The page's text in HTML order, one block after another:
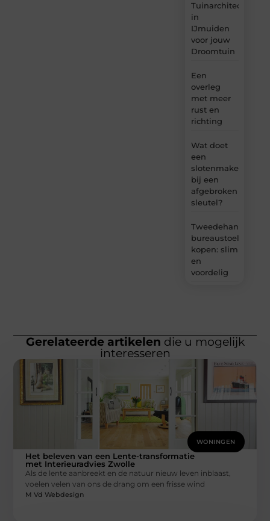
Tuinarchitect
in
IJmuiden
voor jouw
Droomtuin
Een
overleg
met meer
rust en
richting
Wat doet
een
slotenmaker
bij een
afgebroken
sleutel?
Tweedehands
bureaustoel
kopen: slim
en
voordelig
Gerelateerde artikelen die u mogelijk
interesseren
WONINGEN
Het beleven van een Lente-transformatie
met Interieuradvies Zwolle
Als de lente aanbreekt en de natuur nieuw leven inblaast,
voelen velen van ons de drang om een frisse wind
M Vd Webdesign